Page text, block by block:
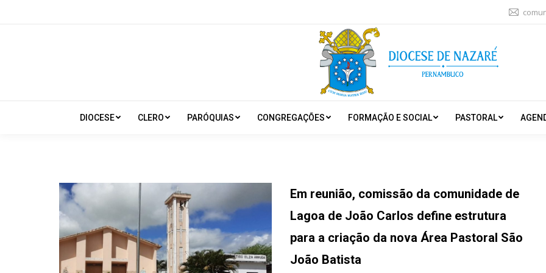
DIOCESE CLERO PARÓQUIAS CONGREGAÇÕES FORMAÇÃO E SOCIAL PASTORAL
Em reunião, comissão da comunidade de
Lagoa de João Carlos define estrutura
para a criação da nova Área Pastoral São
João Batista